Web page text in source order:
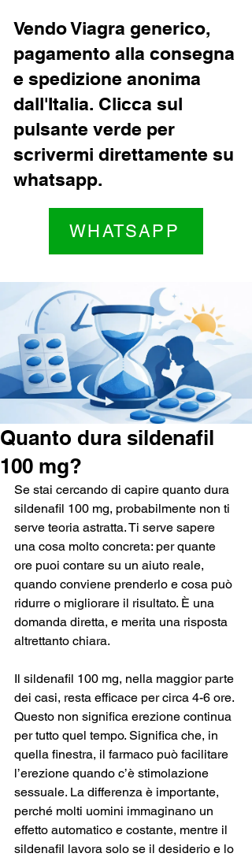
Vendo Viagra generico,
pagamento alla consegna
e spedizione anonima
dall'Italia. Clicca sul
pulsante verde per
scrivermi direttamente su
whatsapp.
WHATSAPP
Quanto dura sildenafil
100 mg?
Se stai cercando di capire quanto dura
sildenafil 100 mg, probabilmente non ti
serve teoria astratta. Ti serve sapere
una cosa molto concreta: per quante
ore puoi contare su un aiuto reale,
quando conviene prenderlo e cosa può
ridurre o migliorare il risultato. È una
domanda diretta, e merita una risposta
altrettanto chiara.
Il sildenafil 100 mg, nella maggior parte
dei casi, resta efficace per circa 4-6 ore.
Questo non significa erezione continua
per tutto quel tempo. Significa che, in
quella finestra, il farmaco può facilitare
l’erezione quando c’è stimolazione
sessuale. La differenza è importante,
perché molti uomini immaginano un
effetto automatico e costante, mentre il
sildenafil lavora solo se il desiderio e lo